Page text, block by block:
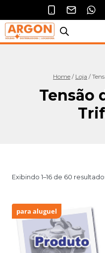
o
Conteúdo
Home / Loja /
Tensão
Exibindo 1–16 de 60
para aluguel